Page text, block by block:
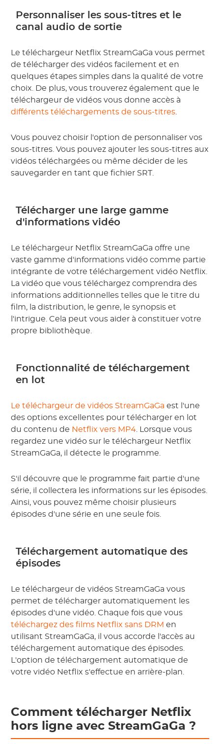
Personnaliser les sous-titres et le
canal audio de sortie
Le téléchargeur Netflix StreamGaGa vous permet
de télécharger des vidéos facilement et en
quelques étapes simples dans la qualité de votre
choix. De plus, vous trouverez également que le
téléchargeur de vidéos vous donne accès à
différents téléchargements de sous-titres
Vous pouvez choisir l'option de personnaliser vos
sous-titres. Vous pouvez ajouter les sous-titres aux
vidéos téléchargées ou même décider de les
sauvegarder en tant que fichier SRT.
Télécharger une large gamme
d'informations vidéo
Le téléchargeur Netflix StreamGaGa offre une
vaste gamme d'informations vidéo comme partie
intégrante de votre téléchargement vidéo Netflix.
La vidéo que vous téléchargez comprendra des
informations additionnelles telles que le titre du
film, la distribution, le genre, le synopsis et
l'intrigue. Cela peut vous aider à constituer votre
propre bibliothèque.
Fonctionnalité de téléchargement
en lot
Le téléchargeur de vidéos StreamGaGa est l'une
des options excellentes pour télécharger en lot
du contenu de Netflix vers MP4 . Lorsque vous
regardez une vidéo sur le téléchargeur Netflix
StreamGaGa, il détecte le programme.
S'il découvre que le programme fait partie d'une
série, il collectera les informations sur les épisodes.
Ainsi, vous pouvez même choisir plusieurs
épisodes d'une série en une seule fois.
Téléchargement automatique des
épisodes
Le téléchargeur de vidéos StreamGaGa vous
permet de télécharger automatiquement les
épisodes d'une vidéo. Chaque fois que vous
téléchargez des films Netflix sans DRM en
utilisant StreamGaGa, il vous accorde l'accès au
téléchargement automatique des épisodes.
L'option de téléchargement automatique de
votre vidéo Netflix s'effectue en arrière-plan.
Comment télécharger Netflix
hors ligne avec StreamGaGa ?